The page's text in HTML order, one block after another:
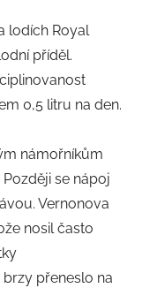
lodích Royal
příděl.
0,5 litru na den.
námořníkům
se nápoj
Vernonova
nosil často
přeneslo na